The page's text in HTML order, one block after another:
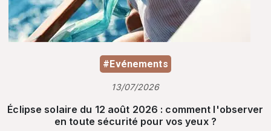
#Evénements
13/07/2026
Éclipse solaire du 12 août 2026 : comment l'observer
en toute sécurité pour vos yeux ?